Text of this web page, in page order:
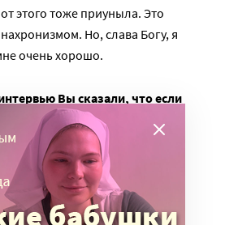
этого тоже приуныла. Это
Но, слава Богу, я
очень хорошо.
Вы сказали, что если
враждебное отношение к
то теперь Вас скорее
Почему?
его ставят на пьедестал и